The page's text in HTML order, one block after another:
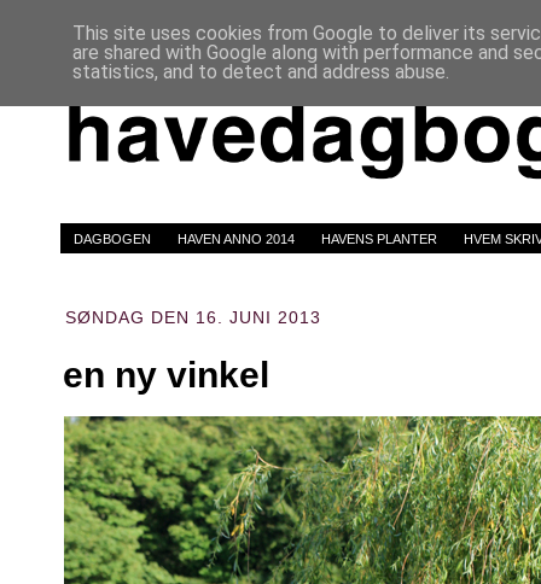
DAGBOGEN HAVEN ANNO 2014 HAVENS PLANTER HVEM
SØNDAG DEN 16. JUNI 2013
en ny vinkel
This site uses cookies from Google to deliver its
are shared with Google along with performance and
statistics, and to detect and address abuse.